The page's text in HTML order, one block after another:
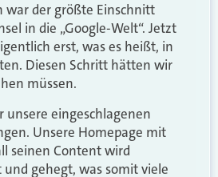
war der größte Einschnitt
in die „Google-Welt“. Jetzt
erst, was es heißt, in
Diesen Schritt hätten wir
müssen.
unsere eingeschlagenen
Unsere Homepage mit
seinen Content wird
gehegt, was somit viele